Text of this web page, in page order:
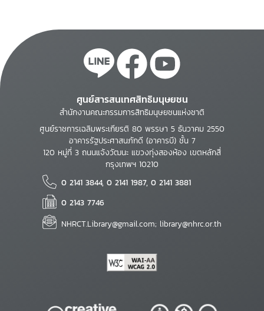
ศูนย์สารสนเทศสิทธิมนุษยชน
สำนักงานคณะกรรมการสิทธิมนุษยชนแห่งชาติ
ศูนย์ราชการเฉลิมพระเกียรติ 80 พรรษา 5 ธันวาคม 2550
อาคารรัฐประศาสนภักดี (อาคารบี) ชั้น 7
120 หมู่ที่ 3 ถนนแจ้งวัฒนะ แขวงทุ่งสองห้อง เขตหลักสี่
กรุงเทพฯ 10210
0 2141 3844, 0 2141 1987, 0 2141 3881
0 2143 7746
NHRCT.Library@gmail.com; library@nhrc.or.th